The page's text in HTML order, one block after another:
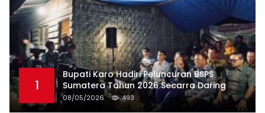
1
Bupati Karo Hadiri Peluncuran BSPS
Sumatera Tahun 2026 Secarra Daring
08/05/2026 493